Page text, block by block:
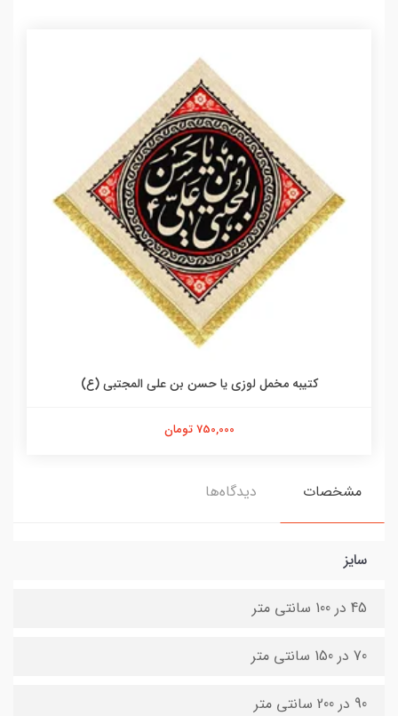
کتیبه مخمل لوزی یا حسن بن علی المجتبی (ع)
750,000 تومان
مشخصات دیدگاه‌ها
سایز
45 در 100 سانتی متر
70 در 150 سانتی متر
90 در 200 سانتی متر